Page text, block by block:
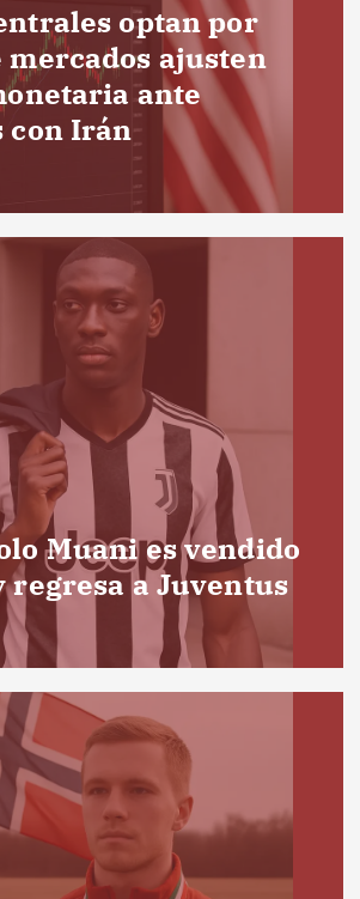
optan por
mercados ajusten
ante
con Irán
Muani es vendido
regresa a Juventus